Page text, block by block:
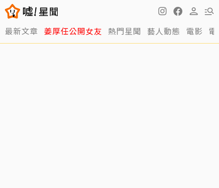
最新文章 姜厚任公開女友 熱門星聞 藝人動態 電影